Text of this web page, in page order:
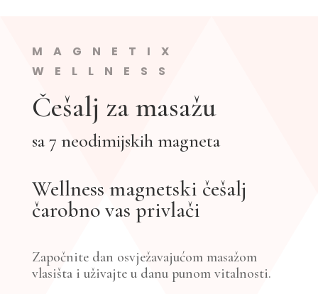
MAGNETIX
WELLNESS
Češalj za masažu
sa 7 neodimijskih magneta
Wellness magnetski češalj
čarobno vas privlači
Započnite dan osvježavajućom masažom
vlasišta i uživajte u danu punom vitalnosti.